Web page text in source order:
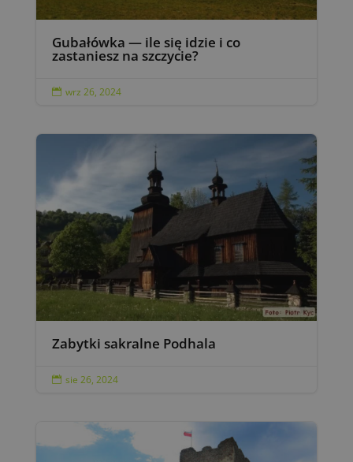
Gubałówka — ile się idzie i co
zastaniesz na szczycie?
 wrz 26, 2024
Zabytki sakralne Podhala
 sie 26, 2024